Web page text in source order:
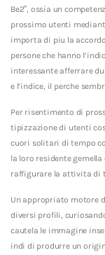
Be2”, ossia un
prossimo utenti
importa di piu la
persone che hanno
interessante afferrare
e l’indice, il perche
Per risentimento di
tipizzazione di utenti
cuori solitari di tempo
la loro residente
raffigurare la attivita di
Un appropriato motore
diversi profili,
cautela le immagine
indi di produrre un